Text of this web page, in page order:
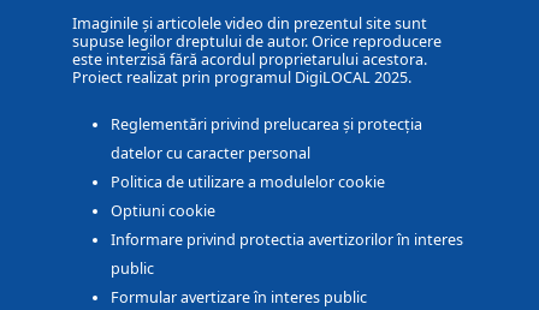
Imaginile și articolele video din prezentul site sunt
supuse legilor dreptului de autor. Orice reproducere
este interzisă fără acordul proprietarului acestora.
Proiect realizat prin programul DigiLOCAL 2025.
Reglementări privind prelucarea și protecția
datelor cu caracter personal
Politica de utilizare a modulelor cookie
Optiuni cookie
Informare privind protectia avertizorilor în interes
public
Formular avertizare în interes public